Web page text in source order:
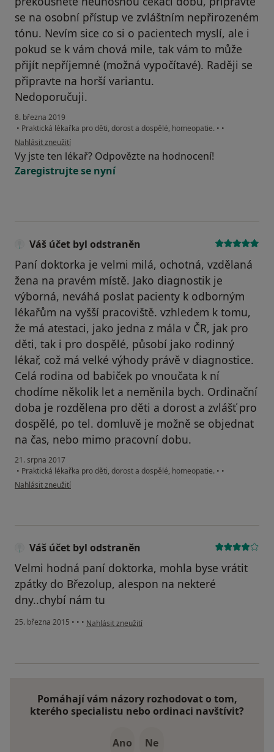
se na osobní přístup ve zvláštním nepřirozeném
tónu. Nevím sice co si o pacientech myslí, ale i
pokud se k vám chová mile, tak vám to může
přijít nepříjemné (možná vypočítavé). Raději se
připravte na horší variantu.
Nedoporučuji.
8. března 2019
• Praktická lékařka pro děti, dorost a dospělé, homeopatie. • •
podle názoru uživatele Váš účet byl odstraněn
Nahlásit zneužití
Vy jste ten lékař? Odpovězte na hodnocení!
Zaregistrujte se nyní
Váš účet byl odstraněn
Paní doktorka je velmi milá, ochotná, vzdělaná
žena na pravém místě. Jako diagnostik je
výborná, neváhá poslat pacienty k odborným
lékařům na vyšší pracoviště. vzhledem k tomu,
že má atestaci, jako jedna z mála v ČR, jak pro
děti, tak i pro dospělé, působí jako rodinný
lékař, což má velké výhody právě v diagnostice.
Celá rodina od babiček po vnoučata k ní
chodíme několik let a neměnila bych. Ordinační
doba je rozdělena pro děti a dorost a zvlášť pro
dospělé, po tel. domluvě je možně se objednat
na čas, nebo mimo pracovní dobu.
21. srpna 2017
• Praktická lékařka pro děti, dorost a dospělé, homeopatie. • •
podle názoru uživatele Váš účet byl odstraněn
Nahlásit zneužití
Váš účet byl odstraněn
Velmi hodná paní doktorka, mohla byse vrátit
zpátky do Březolup, alespon na nekteré
dny..chybí nám tu
25. března 2015 • • • podle názoru uživatele Váš účet byl odstraněn
Nahlásit zneužití
Pomáhají vám názory rozhodovat o tom,
kterého specialistu nebo ordinaci navštívit?
Ano Ne